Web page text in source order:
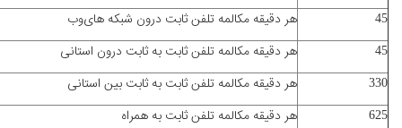
45
هر دقیقه مکالمه تلفن ثابت درون شبکه هاى‌وب
45
هر دقیقه مکالمه تلفن ثابت به ثابت درون استانى
330
هر دقیقه مکالمه تلفن ثابت به ثابت بین استانى
625
هر دقیقه مکالمه تلفن ثابت به همراه